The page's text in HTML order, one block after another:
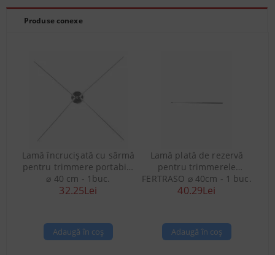
Produse conexe
Lamă încrucișată cu sârmă
pentru trimmere portabile
⌀ 40 cm - 1buc.
32.25Lei
Lamă plată de rezervă
pentru trimmerele
FERTRASO ⌀ 40cm - 1 buc.
40.29Lei